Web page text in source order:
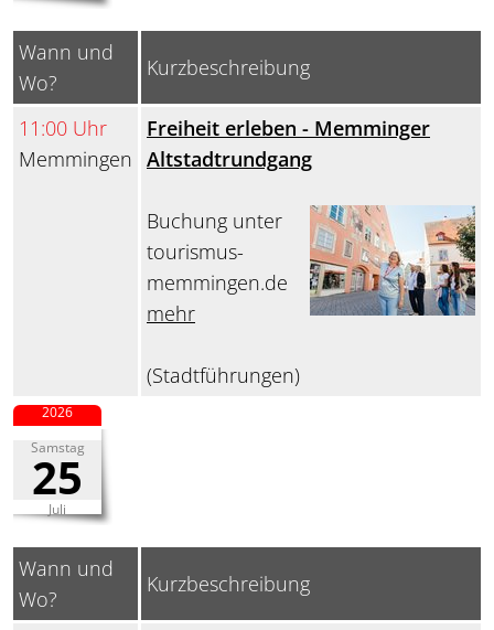
Wann und
Wo?
Kurzbeschreibung
11:00 Uhr
Memmingen
Freiheit erleben - Memminger
Altstadtrundgang
Buchung unter
tourismus-
memmingen.de
mehr
(Stadtführungen)
Samstag
25
Juli
2026
Wann und
Wo?
Kurzbeschreibung